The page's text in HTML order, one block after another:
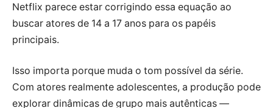
Netflix parece estar corrigindo essa equação ao
buscar atores de 14 a 17 anos para os papéis
principais.
Isso importa porque muda o tom possível da série.
Com atores realmente adolescentes, a produção pode
explorar dinâmicas de grupo mais autênticas —